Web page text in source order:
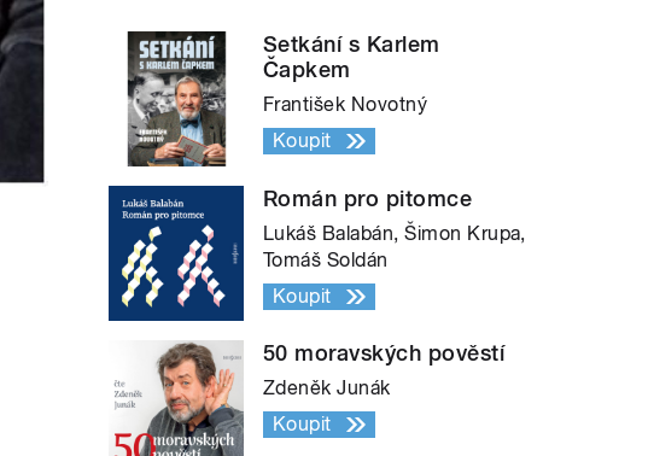
Setkání s Karlem
Čapkem
František Novotný
Koupit
Román pro pitomce
Lukáš Balabán, Šimon Krupa,
Tomáš Soldán
Koupit
50 moravských pověstí
Zdeněk Junák
Koupit